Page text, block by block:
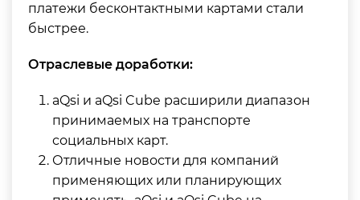
платежи бесконтактными картами стали
быстрее.
Отраслевые доработки:
aQsi и aQsi Cube расширили диапазон
принимаемых на транспорте
социальных карт.
Отличные новости для компаний
применяющих или планирующих